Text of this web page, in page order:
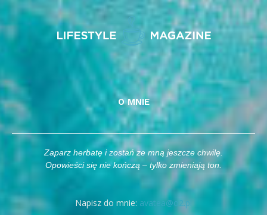
O MNIE
Zaparz herbatę i zostań ze mną jeszcze chwilę.
Opowieści się nie kończą – tylko zmieniają ton.
Napisz do mnie: avatea@o2.pl